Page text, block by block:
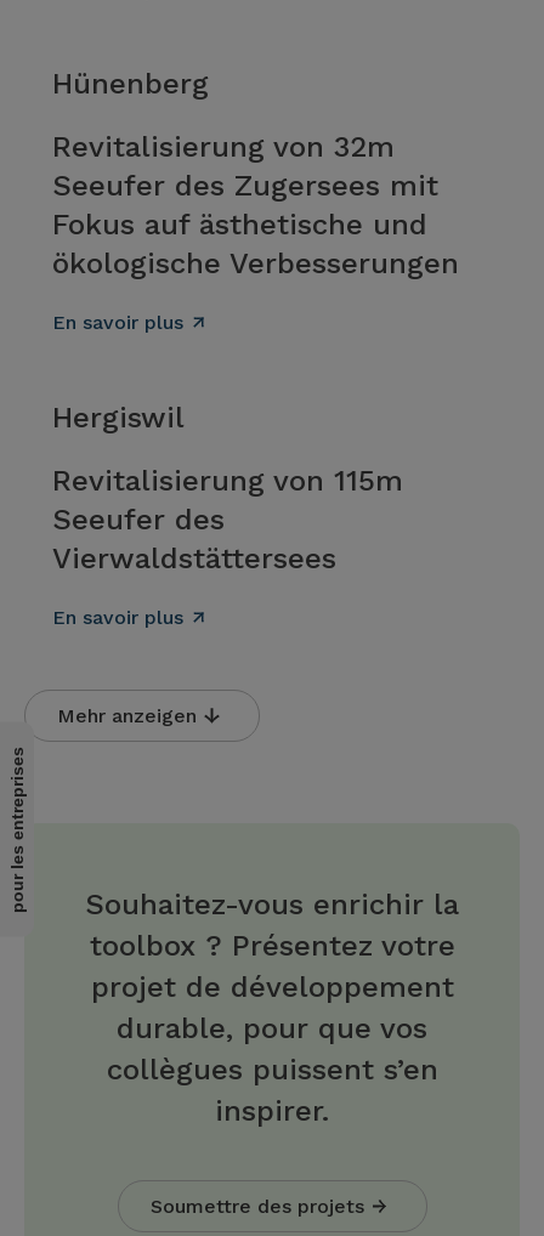
Hünenberg
Revitalisierung von 32m
Seeufer des Zugersees mit
Fokus auf ästhetische und
ökologische Verbesserungen
En savoir plus
Hergiswil
Revitalisierung von 115m
Seeufer des
Vierwaldstättersees
En savoir plus
Mehr anzeigen
Souhaitez-vous enrichir la
toolbox ? Présentez votre
projet de développement
durable, pour que vos
collègues puissent s’en
inspirer.
Soumettre des projets
pour les entreprises